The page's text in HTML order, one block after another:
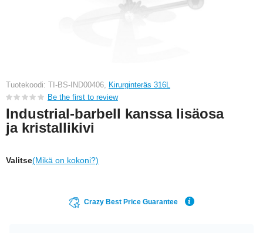
Tuotekoodi: TI-BS-IND00406, Kirurginteräs 316L
Be the first to review
Industrial-barbell kanssa lisäosa
ja kristallikivi
Valitse(Mikä on kokoni?)
Crazy Best Price Guarantee